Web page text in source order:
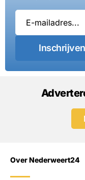
Inschrijven
Over Nederweert24